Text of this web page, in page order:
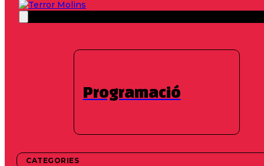
Programació
CATEGORIES
Notícies
Concurs de